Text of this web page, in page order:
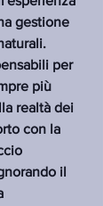
gestione
per
più
realtà dei
con la
il